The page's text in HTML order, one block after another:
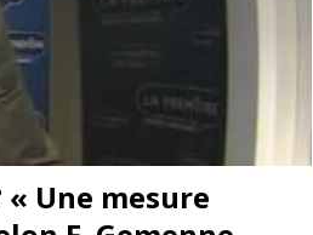
Une mesure